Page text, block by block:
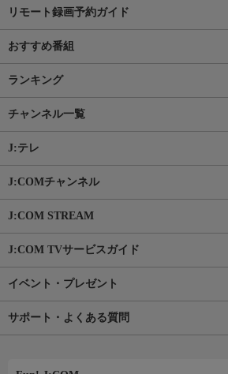
リモート録画予約ガイド
おすすめ番組
ランキング
チャンネル一覧
J:テレ
J:COMチャンネル
J:COM STREAM
J:COM TVサービスガイド
イベント・プレゼント
サポート・よくある質問